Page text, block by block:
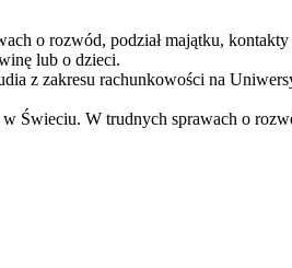
o rozwód, podział majątku,
lub o dzieci.
z zakresu rachunkowości na
W trudnych sprawach o